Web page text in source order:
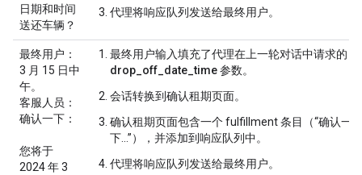
日期和时间
送还车辆？
代理将响应队列发送给最终用户。
最终用户 ：
3 月 15 日中
午。
客服人员 ：
确认一下：
您将于
2024 年 3
最终用户输入填充了代理在上一轮对话中请求的
drop_off_date_time参数。
会话转换到确认租期页面。
确认租期页面包含一个 fulfillment 条目（“确认一
下...”），并添加到响应队列中。
代理将响应队列发送给最终用户。